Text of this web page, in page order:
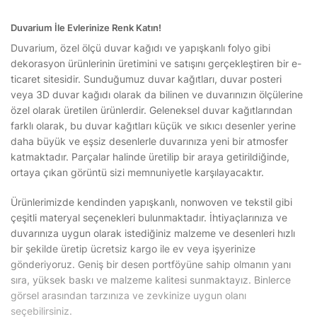
Duvarium İle Evlerinize Renk Katın!
Duvarium, özel ölçü duvar kağıdı ve yapışkanlı folyo gibi
dekorasyon ürünlerinin üretimini ve satışını gerçekleştiren bir e-
ticaret sitesidir. Sunduğumuz duvar kağıtları, duvar posteri
veya 3D duvar kağıdı olarak da bilinen ve duvarınızın ölçülerine
özel olarak üretilen ürünlerdir. Geleneksel duvar kağıtlarından
farklı olarak, bu duvar kağıtları küçük ve sıkıcı desenler yerine
daha büyük ve eşsiz desenlerle duvarınıza yeni bir atmosfer
katmaktadır. Parçalar halinde üretilip bir araya getirildiğinde,
ortaya çıkan görüntü sizi memnuniyetle karşılayacaktır.
Ürünlerimizde kendinden yapışkanlı, nonwoven ve tekstil gibi
çeşitli materyal seçenekleri bulunmaktadır. İhtiyaçlarınıza ve
duvarınıza uygun olarak istediğiniz malzeme ve desenleri hızlı
bir şekilde üretip ücretsiz kargo ile ev veya işyerinize
gönderiyoruz. Geniş bir desen portföyüne sahip olmanın yanı
sıra, yüksek baskı ve malzeme kalitesi sunmaktayız. Binlerce
görsel arasından tarzınıza ve zevkinize uygun olanı
seçebilirsiniz.